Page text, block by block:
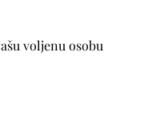
voljenu osobu